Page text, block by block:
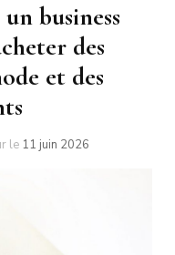
business
des
et des
le 11 juin 2026